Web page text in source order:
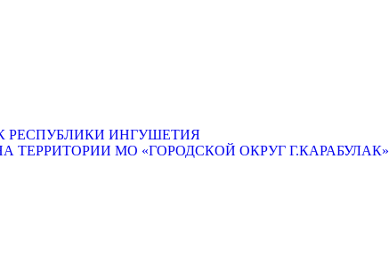
РЕСПУБЛИКИ ИНГУШЕТИЯ
МО «ГОРОДСКОЙ ОКРУГ Г.КАРАБУЛАК»